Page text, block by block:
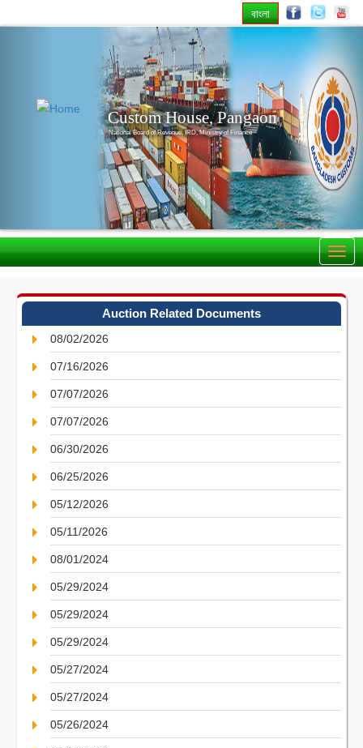
বাংলা
Custom House, Pangaon
National Board of Revenue, IRD, Ministry of Finance
Auction Related Documents
08/02/2026
07/16/2026
07/07/2026
07/07/2026
06/30/2026
06/25/2026
05/12/2026
05/11/2026
08/01/2024
05/29/2024
05/29/2024
05/29/2024
05/27/2024
05/27/2024
05/26/2024